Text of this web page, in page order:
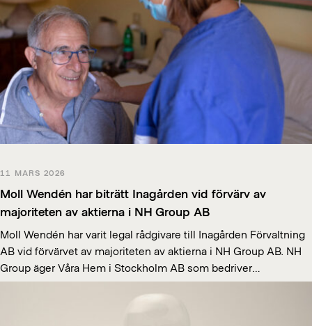
11 MARS 2026
Moll Wendén har biträtt Inagården vid förvärv av
majoriteten av aktierna i NH Group AB
Moll Wendén har varit legal rådgivare till Inagården Förvaltning
AB vid förvärvet av majoriteten av aktierna i NH Group AB. NH
Group äger Våra Hem i Stockholm AB som bedriver…